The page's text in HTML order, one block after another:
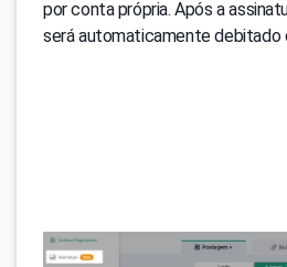
por conta própria. Após a
será automaticamente debitado